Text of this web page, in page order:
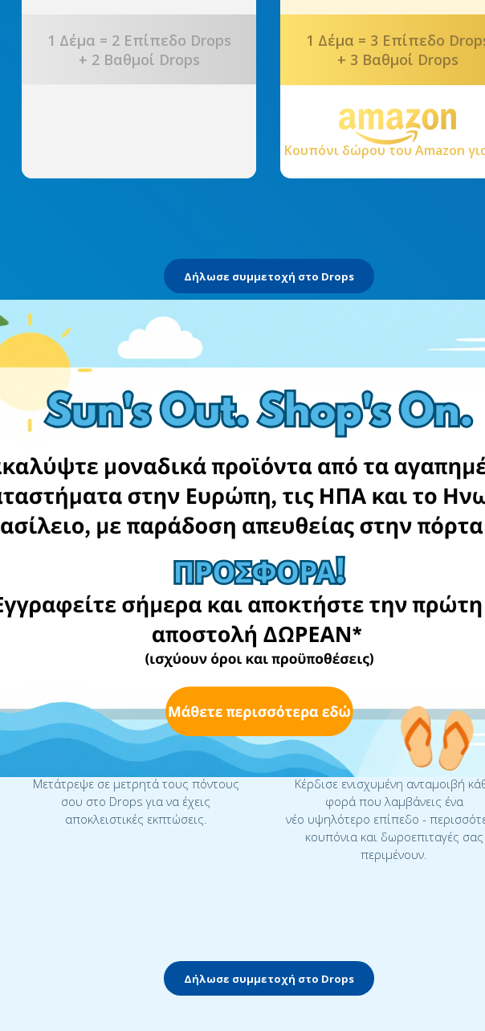
1 Δέμα = 2 Επίπεδο Drops
+ 2 Βαθμοί Drops
1 Δέμα = 3 Επίπεδο
+ 3 Βαθμοί Drops
Κουπόνι δώρου του Amazon
Δήλωσε συμμετοχή στο Drops
Προνόμια
Βρες ένα λόγο για να κερδίσεις στο Drops
Κέρδισε εκπτώσεις
Μετάτρεψε σε μετρητά τους πόντους
σου στο Drops για να έχεις
αποκλειστικές εκπτώσεις.
Αυξησε τα οφέλη σου
Κέρδισε ενισχυμένη ανταμοιβή
φορά που λαμβάνεις ένα
νέο υψηλότερο επίπεδο -
κουπόνια και δωροεπιταγές σας
περιμένουν.
Δήλωσε συμμετοχή στο Drops